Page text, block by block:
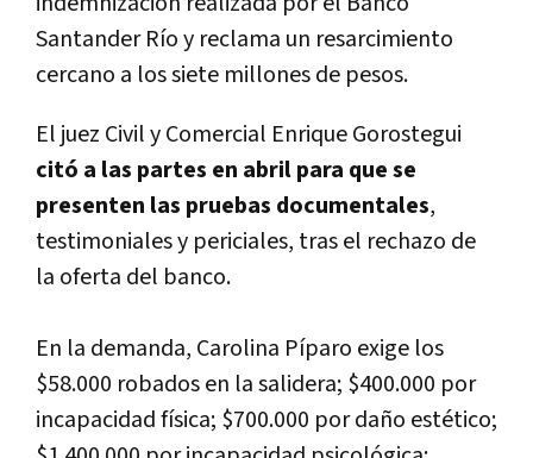
Santander Río y reclama un resarcimiento
cercano a los siete millones de pesos.
El juez Civil y Comercial Enrique Gorostegui
citó a las partes en abril para que se
presenten las pruebas documentales,
testimoniales y periciales, tras el rechazo de
la oferta del banco.
En la demanda, Carolina Píparo exige los
$58.000 robados en la salidera; $400.000 por
incapacidad física; $700.000 por daño estético;